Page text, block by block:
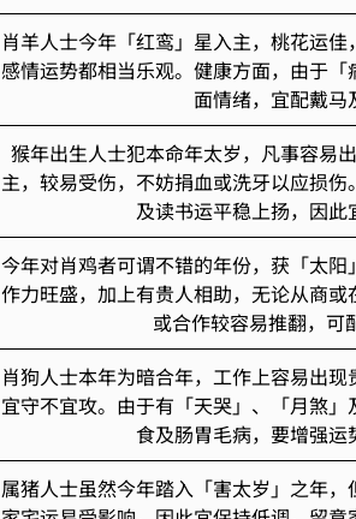
肖羊人士今年「红鸾」星入主，桃花运
感情运势都相当乐观。健康方面，由于
面情绪，宜配戴马
猴年出生人士犯本命年太岁，凡事容易
主，较易受伤，不妨捐血或洗牙以应损
及读书运平稳上扬，因此
今年对肖鸡者可谓不错的年份，获「太
作力旺盛，加上有贵人相助，无论从商
或合作较容易推翻，可
肖狗人士本年为暗合年，工作上容易出
宜守不宜攻。由于有「天哭」、「月煞
食及肠胃毛病，要增强运
属猪人士虽然今年踏入「害太岁」之年